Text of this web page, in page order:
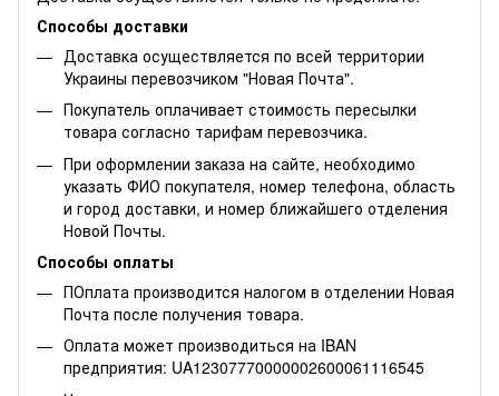
Способы доставки
Доставка осуществляется по всей территории
Украины перевозчиком "Новая Почта".
Покупатель оплачивает стоимость пересылки
товара согласно тарифам перевозчика.
При оформлении заказа на сайте, необходимо
указать ФИО покупателя, номер телефона, область
и город доставки, и номер ближайшего отделения
Новой Почты.
Способы оплаты
ПОплата производится налогом в отделении Новая
Почта после получения товара.
Оплата может производиться на IBAN
предприятия: UA12307770000002600061116545